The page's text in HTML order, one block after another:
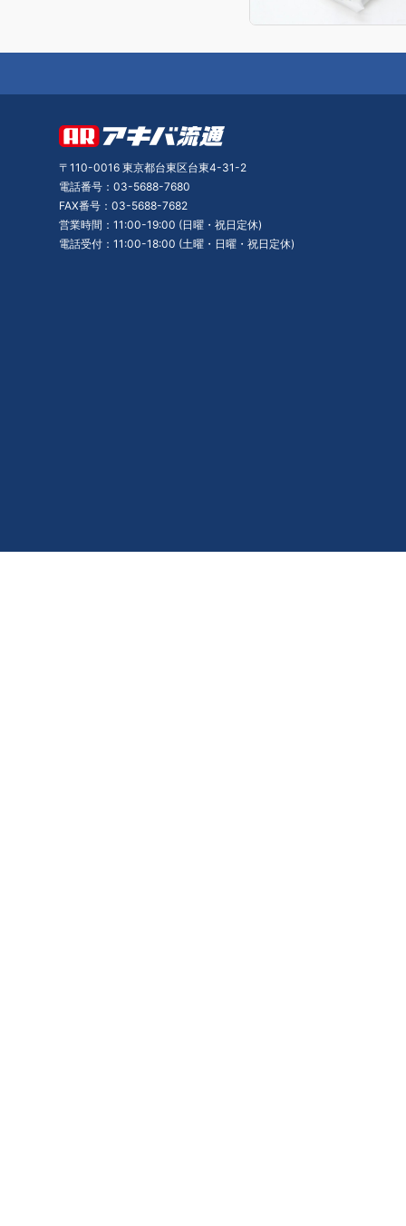
〒110-0016 東京都台東区台東4-31-2
電話番号：03-5688-7680
FAX番号：03-5688-7682
営業時間：11:00-19:00 (日曜・祝日定休)
電話受付：11:00-18:00 (土曜・日曜・祝日定休)